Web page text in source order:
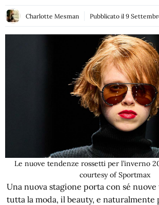
Charlotte Mesman Pubblicato il 9
Le nuove tendenze rossetti per l’inverno
courtesy of Sportmax
Una nuova stagione porta con sé
tutta la moda, il beauty, e naturalmente